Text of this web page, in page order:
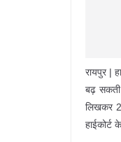
रायपुर |
बढ़ सकती
लिखकर
हाईकोर्ट